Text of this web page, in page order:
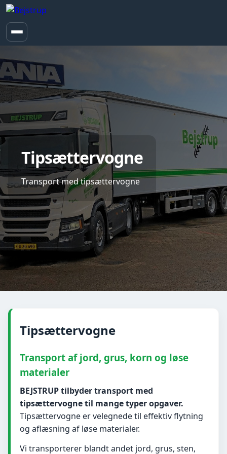
Tipsættervogne
Transport med tipsættervogne
Tipsættervogne
Transport af jord, grus, korn og løse
materialer
BEJSTRUP tilbyder transport med
tipsættervogne til mange typer opgaver.
Tipsættervogne er velegnede til effektiv flytning
og aflæsning af løse materialer.
Vi transporterer blandt andet jord, grus, sten,